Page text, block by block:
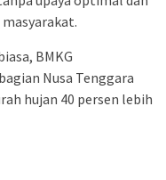
BMKG
Nusa Tenggara
hujan 40 persen lebih